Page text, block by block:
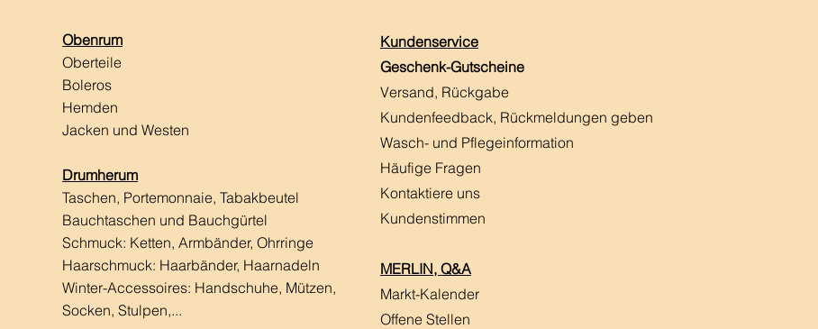
Obenrum
Oberteile
Boleros
Hemden
Jacken und Westen
Drumherum
Taschen, Portemonnaie, Tabakbeutel
Bauchtaschen und Bauchgürtel
Schmuck: Ketten, Armbänder, Ohrringe
Haarschmuck: Haarbänder, Haarnadeln
Winter-Accessoires: Handschuhe, Mützen,
Socken, Stulpen,...
Kundenservice
Geschenk-Gutscheine
Versand, Rückgabe
Kundenfeedback, Rückmeldungen ​ geben
Wasch- und Pflegeinformation
Häufige Fragen
Kontaktiere uns
Kundenstimmen
MERLIN, Q&A
Markt-Kalender
Offene Stellen